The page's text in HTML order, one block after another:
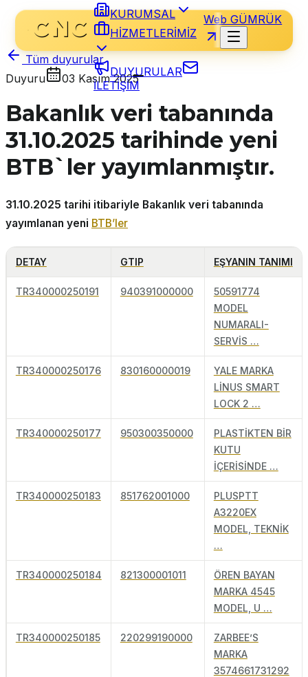
KURUMSAL
HİZMETLERİMİZ
DUYURULAR
İLETİŞİM
Web GÜMRÜK
Tüm duyurular
Duyuru
03 Kasım 2025
Bakanlık veri tabanında
31.10.2025 tarihinde yeni
BTB`ler yayımlanmıştır.
31.10.2025 tarihi itibariyle Bakanlık veri tabanında
yayımlanan yeni BTB’ler
DETAY GTIP EŞYANIN TANIMI
TR340000250191 940391000000
50591774
MODEL
NUMARALI-
SERVİS …
TR340000250176 830160000019
YALE MARKA
LİNUS SMART
LOCK 2 …
TR340000250177 950300350000
PLASTİKTEN BİR
KUTU
İÇERİSİNDE …
TR340000250183 851762001000
PLUSPTT
A3220EX
MODEL, TEKNİK
…
TR340000250184 821300001011
ÖREN BAYAN
MARKA 4545
MODEL, U …
TR340000250185 220299190000
ZARBEE’S
MARKA
3574661731292